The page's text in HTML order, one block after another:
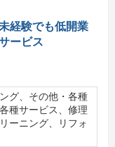
経験でも低開業
ービス
グ、その他・各種
種サービス、修理
ーニング、リフォ